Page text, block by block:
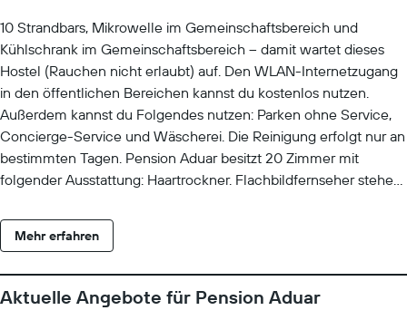
10 Strandbars, Mikrowelle im Gemeinschaftsbereich und
Kühlschrank im Gemeinschaftsbereich – damit wartet dieses
Hostel (Rauchen nicht erlaubt) auf. Den WLAN-Internetzugang
in den öffentlichen Bereichen kannst du kostenlos nutzen.
Außerdem kannst du Folgendes nutzen: Parken ohne Service,
Concierge-Service und Wäscherei. Die Reinigung erfolgt nur an
bestimmten Tagen. Pension Aduar besitzt 20 Zimmer mit
folgender Ausstattung: Haartrockner. Flachbildfernseher stehen
Internetzugang (WLAN) zur Verfügung. Auf Anfrage sind
Bügeleisen/Bügelbretter und Haartrockner erhältlich. Der
aufgeführten Freizeitaktivitäten werden entweder vor Ort oder
in der Nähe angeboten. Es können dabei Gebühren anfallen.
Mehr erfahren
Aktuelle Angebote für Pension Aduar